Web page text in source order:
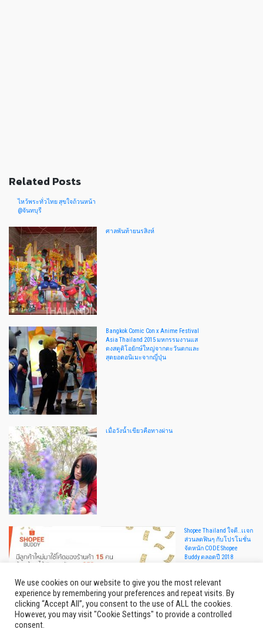
Related Posts
ไหว้พระทั่วไทย สุขใจถ้วนหน้า
@จันทบุรี
ศาลพันท้ายนรสิงห์
Bangkok Comic Con x Anime Festival
Asia Thailand 2015 มหกรรมงานแส
ดงสตูดิโอยักษ์ใหญ่จากตะวันตกและ
สุดยอดอนิเมะจากญี่ปุ่น
เมื่อวังน้ำเขียวคือทางผ่าน
Shopee Thailand ใจดี..เเจก
ส่วนลดฟินๆ กับโปรโมชั่น
จัดหนัก CODE Shopee
Buddy ตลอดปี 2018
We use cookies on our website to give you the most relevant
experience by remembering your preferences and repeat visits. By
clicking “Accept All”, you consent to the use of ALL the cookies.
However, you may visit "Cookie Settings" to provide a controlled
consent.